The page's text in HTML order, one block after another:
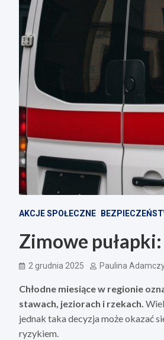
AKCJE SPOŁECZNE
Zimowe
2 grudnia 2025 Paulina
Chłodne miesiące w regionie
stawach, jeziorach i rzekach.
jednak taka decyzja może okazać
ryzykiem.